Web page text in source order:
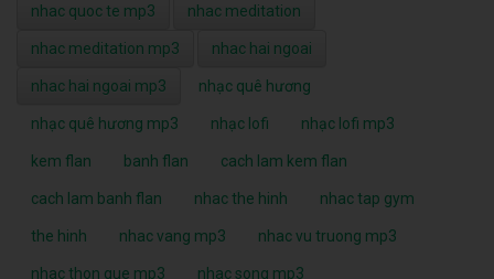
nhac quoc te mp3 nhac meditation
nhac meditation mp3 nhac hai ngoai
nhac hai ngoai mp3 nhạc quê hương
nhạc quê hương mp3 nhạc lofi nhạc lofi mp3
kem flan banh flan cach lam kem flan
cach lam banh flan nhac the hinh nhac tap gym
the hinh nhac vang mp3 nhac vu truong mp3
nhac thon que mp3 nhac song mp3